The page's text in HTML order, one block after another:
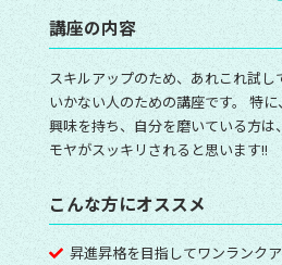
講座の内容
スキルアップのため、あれこれ試し
いかない人のための講座です。 特
興味を持ち、自分を磨いている方は
モヤがスッキリされると思います!!
こんな方にオススメ
昇進昇格を目指してワンランク